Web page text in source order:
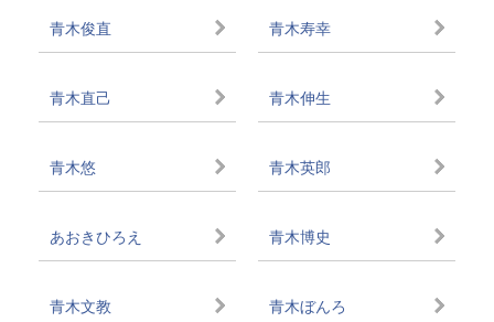
青木俊直 青木寿幸
青木直己 青木伸生
青木悠 青木英郎
あおきひろえ 青木博史
青木文教 青木ぼんろ